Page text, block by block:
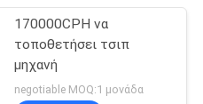
170000CPH να
τοποθετήσει τσιπ
μηχανή
negotiable MOQ:1 μονάδα